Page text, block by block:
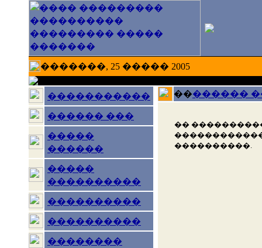
�������, 25 ����� 2005
�����������
������ ���
�����
������
�����
����������
����������
����������
��������
��������
��
����������.